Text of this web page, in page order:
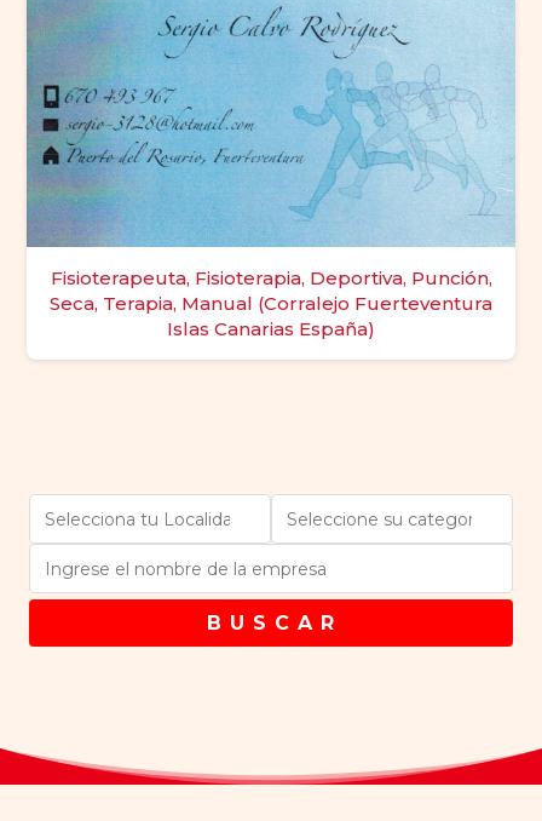
Fisioterapeuta, Fisioterapia, Deportiva, Punción,
Seca, Terapia, Manual (Corralejo Fuerteventura
Islas Canarias España)
B U S C A R